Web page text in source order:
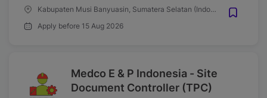
Kabupaten Musi Banyuasin, Sumatera Selatan (Indonesia)
Apply before 15 Aug 2026
Medco E & P Indonesia - Site
Document Controller (TPC)